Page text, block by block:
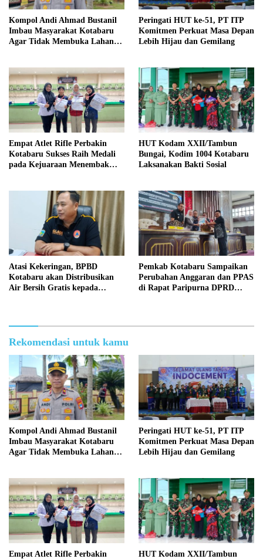
Kompol Andi Ahmad Bustanil
Imbau Masyarakat Kotabaru
Agar Tidak Membuka Lahan
Peringati HUT ke-51, PT ITP
Komitmen Perkuat Masa Depan
Lebih Hijau dan Gemilang
Empat Atlet Rifle Perbakin
Kotabaru Sukses Raih Medali
pada Kejuaraan Menembak
HUT Kodam XXII/Tambun
Bungai, Kodim 1004 Kotabaru
Laksanakan Bakti Sosial
Atasi Kekeringan, BPBD
Kotabaru akan Distribusikan
Air Bersih Gratis kepada
Pemkab Kotabaru Sampaikan
Perubahan Anggaran dan PPAS
di Rapat Paripurna DPRD
Rekomendasi untuk kamu
Kompol Andi Ahmad Bustanil
Imbau Masyarakat Kotabaru
Agar Tidak Membuka Lahan
Peringati HUT ke-51, PT ITP
Komitmen Perkuat Masa Depan
Lebih Hijau dan Gemilang
Empat Atlet Rifle Perbakin
HUT Kodam XXII/Tambun